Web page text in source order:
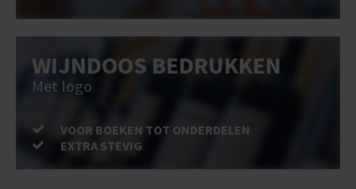
WIJNDOOS BEDRUKKEN
Met logo
VOOR BOEKEN TOT ONDERDELEN
EXTRA STEVIG